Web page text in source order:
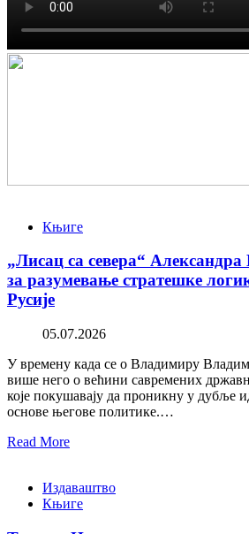
Књиге
„Лисац са севера“
за разумевање стратешке
Русије
05.07.2026
У времену када се о Владимиру
више него о већини савремених
које покушавају да проникну у дубље
основе његове политике.…
Read More
Издаваштво
Књиге